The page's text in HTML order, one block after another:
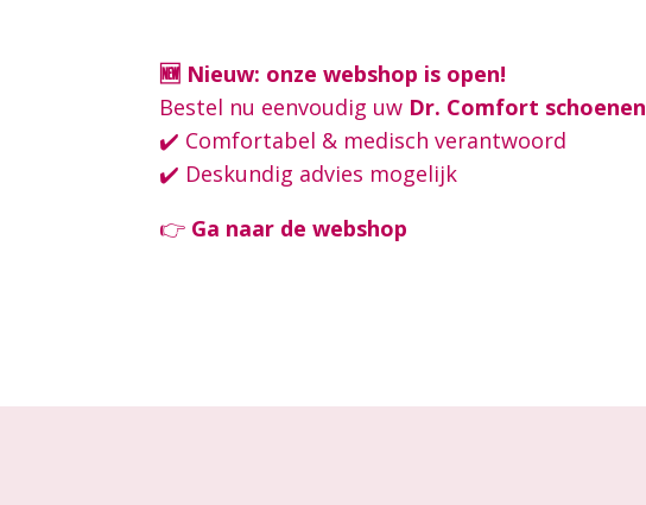
🆕 Nieuw: onze webshop is open!
Bestel nu eenvoudig uw Dr. Comfort schoenen
✔️ Comfortabel & medisch verantwoord
✔️ Deskundig advies mogelijk
👉 Ga naar de webshop